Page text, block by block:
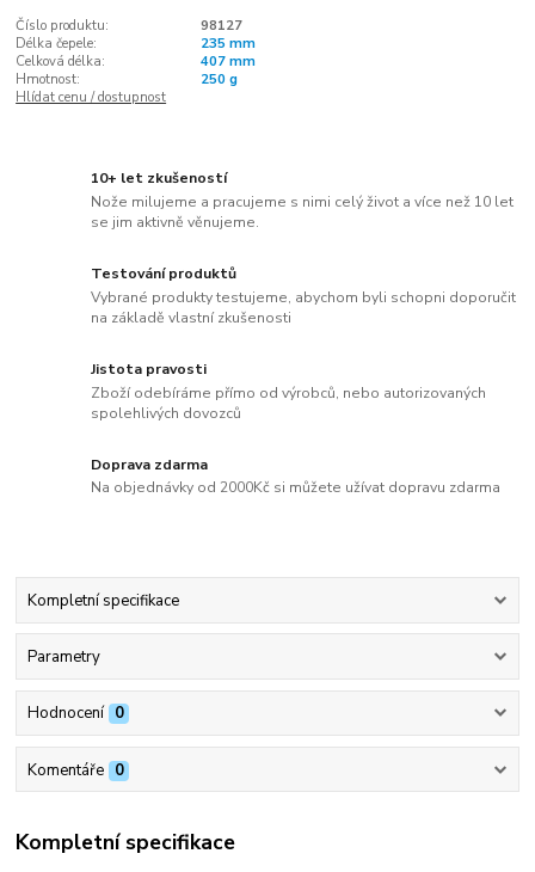
Číslo produktu:
98127
Délka čepele:
235 mm
Celková délka:
407 mm
Hmotnost:
250 g
Hlídat cenu / dostupnost
10+ let zkušeností
Nože milujeme a pracujeme s nimi celý život a více než 10 let
se jim aktivně věnujeme.
Testování produktů
Vybrané produkty testujeme, abychom byli schopni doporučit
na základě vlastní zkušenosti
Jistota pravosti
Zboží odebíráme přímo od výrobců, nebo autorizovaných
spolehlivých dovozců
Doprava zdarma
Na objednávky od 2000Kč si můžete užívat dopravu zdarma
Kompletní specifikace
Parametry
Hodnocení 0
Komentáře 0
Kompletní specifikace